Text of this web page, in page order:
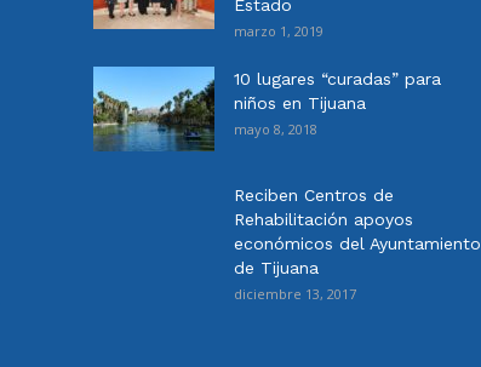
Estado
marzo 1, 2019
10 lugares “curadas” para
niños en Tijuana
mayo 8, 2018
Reciben Centros de
Rehabilitación apoyos
económicos del Ayuntamiento
de Tijuana
diciembre 13, 2017